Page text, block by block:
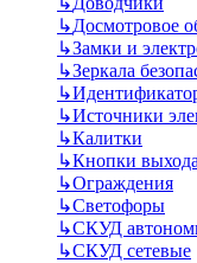
↳Досмотровое
↳Замки и
↳Зеркала
↳
↳Источники
↳Калитки
↳Кнопки выхода
↳Ограждения
↳Светофоры
↳СКУД
↳СКУД сетевые